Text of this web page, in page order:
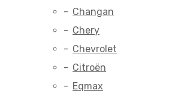
Changan
Chery
Chevrolet
Citroën
Eqmax